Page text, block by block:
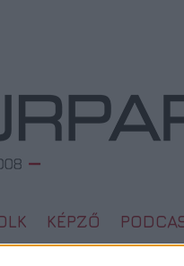
KÉPZŐ